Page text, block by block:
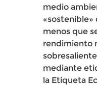
medio
«sostenible»
menos que
rendimiento
mediante
la Etiqueta